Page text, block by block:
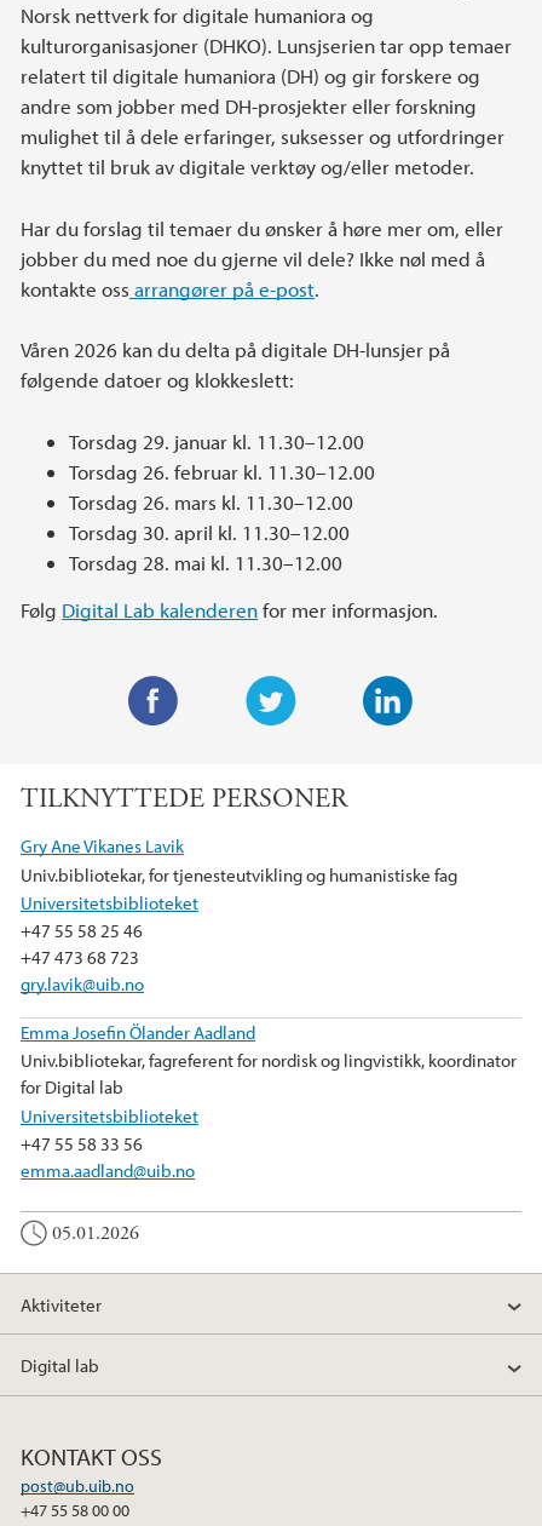
Norsk nettverk for digitale humaniora og
kulturorganisasjoner (DHKO). Lunsjserien tar opp temaer
relatert til digitale humaniora (DH) og gir forskere og
andre som jobber med DH-prosjekter eller forskning
mulighet til å dele erfaringer, suksesser og utfordringer
knyttet til bruk av digitale verktøy og/eller metoder.
Har du forslag til temaer du ønsker å høre mer om, eller
jobber du med noe du gjerne vil dele? Ikke nøl med å
kontakte oss arrangører på e-post.
Våren 2026 kan du delta på digitale DH-lunsjer på
følgende datoer og klokkeslett:
Torsdag 29. januar kl. 11.30–12.00
Torsdag 26. februar kl. 11.30–12.00
Torsdag 26. mars kl. 11.30–12.00
Torsdag 30. april kl. 11.30–12.00
Torsdag 28. mai kl. 11.30–12.00
Følg Digital Lab kalenderenfor mer informasjon.
i
b
o
o
k
TILKNYTTEDE PERSONER
Gry Ane Vikanes Lavik
Univ.bibliotekar, for tjenesteutvikling og humanistiske fag
Universitetsbiblioteket
+47 55 58 25 46
+47 473 68 723
gry.lavik@uib.no
Emma Josefin Ölander Aadland
Univ.bibliotekar, fagreferent for nordisk og lingvistikk, koordinator
for Digital lab
Universitetsbiblioteket
+47 55 58 33 56
emma.aadland@uib.no
05.01.2026
Aktiviteter
Digital lab
KONTAKT OSS
post@ub.uib.no
+47 55 58 00 00